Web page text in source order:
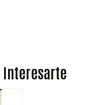
Interesarte